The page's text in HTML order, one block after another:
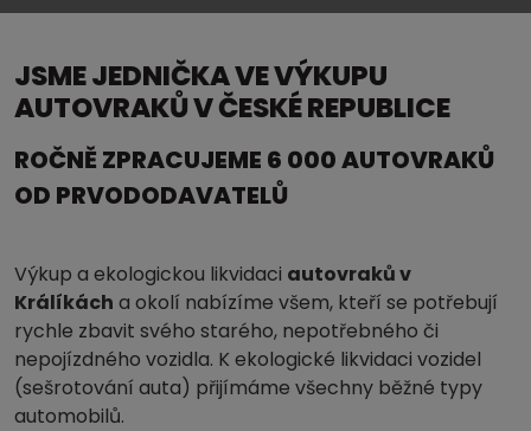
JSME JEDNIČKA VE VÝKUPU
AUTOVRAKŮ V ČESKÉ REPUBLICE
ROČNĚ ZPRACUJEME 6 000 AUTOVRAKŮ
OD PRVODODAVATELŮ
Výkup a ekologickou likvidaci autovraků v
Králíkách a okolí nabízíme všem, kteří se potřebují
rychle zbavit svého starého, nepotřebného či
nepojízdného vozidla. K ekologické likvidaci vozidel
(sešrotování auta) přijímáme všechny běžné typy
automobilů.